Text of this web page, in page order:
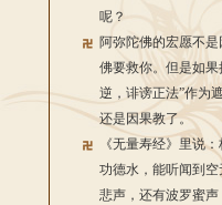
呢？
阿弥陀佛的宏愿不
佛要救你。但是如果
逆，诽谤正法”作为
还是因果教了。
《无量寿经》里说
功德水，能听闻到
悲声，还有波罗蜜声